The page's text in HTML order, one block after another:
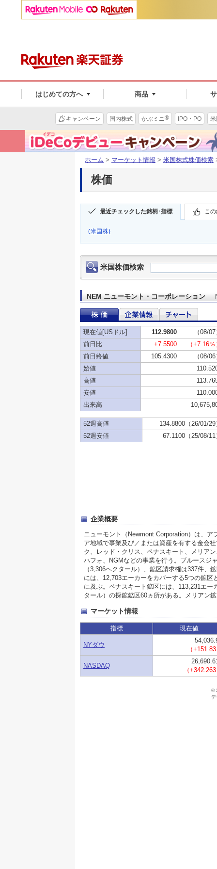
はじめての方へ 商品
キャンペーン 国内株式 かぶミニ® IPO・PO
ホーム > マーケット情報 > 米国株式株価検索
株価
最近チェックした銘柄･指標 こ
(米国株)